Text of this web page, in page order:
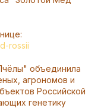
rossii
объединила
агрономов и
Российской
генетику